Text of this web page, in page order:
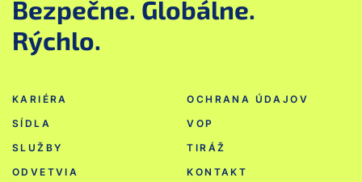
Bezpečne. Globálne.
Rýchlo.
KARIÉRA
SÍDLA
SLUŽBY
ODVETVIA
OCHRANA ÚDAJOV
VOP
TIRÁŽ
KONTAKT